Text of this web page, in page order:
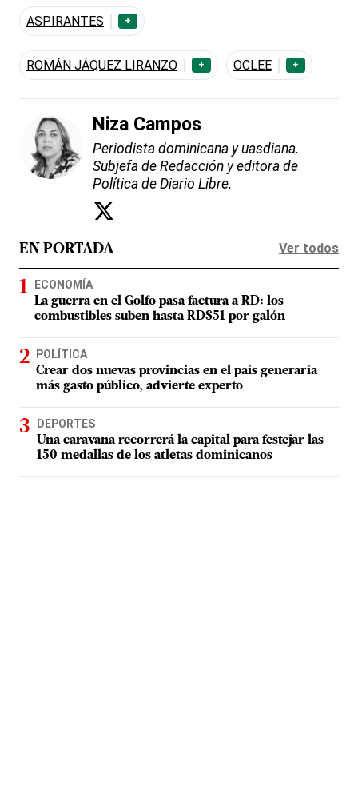
ASPIRANTES +
ROMÁN JÁQUEZ LIRANZO + OCLEE +
Niza Campos
Periodista dominicana y uasdiana.
Subjefa de Redacción y editora de
Política de Diario Libre.
EN PORTADA Ver todos
ECONOMÍA
La guerra en el Golfo pasa factura a RD: los
combustibles suben hasta RD$51 por galón
POLÍTICA
Crear dos nuevas provincias en el país generaría
más gasto público, advierte experto
DEPORTES
Una caravana recorrerá la capital para festejar las
150 medallas de los atletas dominicanos